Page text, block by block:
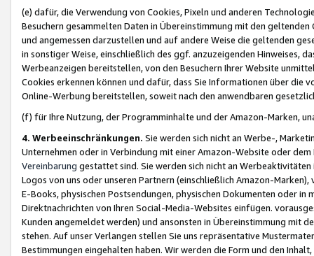
(e) dafür, die Verwendung von Cookies, Pixeln und anderen
Besuchern gesammelten Daten in Übereinstimmung mit den
und angemessen darzustellen und auf andere Weise die geltenden
in sonstiger Weise, einschließlich des ggf. anzuzeigenden Hinweises,
Werbeanzeigen bereitstellen, von den Besuchern Ihrer Website
Cookies erkennen können und dafür, dass Sie Informationen über die
Online-Werbung bereitstellen, soweit nach den anwendbaren
(f) für Ihre Nutzung, der Programminhalte und der Amazon-Marken,
4. Werbeeinschränkungen. Sie werden sich nicht an Werbe-,
Unternehmen oder in Verbindung mit einer Amazon-Website oder
Vereinbarung gestattet sind. Sie werden sich nicht an
Logos von uns oder unseren Partnern (einschließlich Amazon-
E-Books, physischen Postsendungen, physischen Dokumenten oder in
Direktnachrichten von Ihren Social-Media-Websites einfügen.
Kunden angemeldet werden) und ansonsten in Übereinstimmung mit
stehen. Auf unser Verlangen stellen Sie uns repräsentative
Bestimmungen eingehalten haben. Wir werden die Form und den